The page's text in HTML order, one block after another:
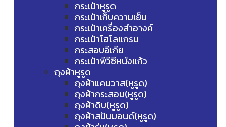
กระเป๋าหูรูด
กระเป๋าเก็บความเย็น
กระเป๋าเครื่องสำอางค์
กระเป๋าโฮโลแกรม
กระสอบอีเกีย
กระเป๋าพีวีซีหนังแก้ว
ถุงผ้าหูรูด
ถุงผ้าแคนวาส(หูรูด)
ถุงผ้ากระสอบ(หูรูด)
ถุงผ้าดิบ(หูรูด)
ถุงผ้าสปันบอนด์(หูรูด)